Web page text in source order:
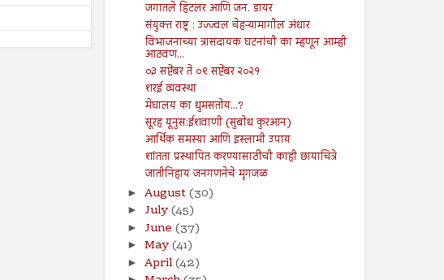
जगातले हिटलर आणि जन. डायर
संयुक्त राष्ट्र : उज्ज्वल चेहऱ्यामागील अंधार
विभाजनाच्या त्रासदायक घटनांची का म्हणून आम्ही
आठवण...
०३ सप्टेंबर ते ०९ सप्टेंबर २०२१
शरई व्यवस्था
मेघालय का धुमसतोय...?
सूरह यूनुस:ईशवाणी (सुबोध कुरआन)
आर्थिक समस्या आणि इस्लामी उपाय
शांतता प्रस्थापित करण्यासाठीची काही छायाचित्रे
जातीनिहाय जनगणनेचे मृगजळ
► August(30)
► July(45)
► June (37)
► May(41)
► April(42)